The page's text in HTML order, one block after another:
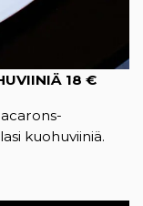
18 €
kuohuviiniä.